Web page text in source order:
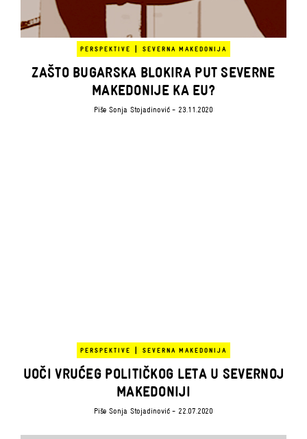
PERSPEKTIVE | SEVERNA MAKEDONIJA
ZAŠTO BUGARSKA BLOKIRA PUT SEVERNE
MAKEDONIJE KA EU?
PišeSonja Stojadinović- 23.11.2020
PERSPEKTIVE | SEVERNA MAKEDONIJA
UOČI VRUĆEG POLITIČKOG LETA U SEVERNOJ
MAKEDONIJI
PišeSonja Stojadinović- 22.07.2020